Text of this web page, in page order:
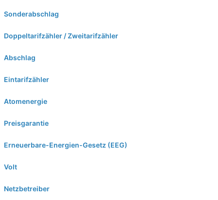
Sonderabschlag
Doppeltarifzähler / Zweitarifzähler
Abschlag
Eintarifzähler
Atomenergie
Preisgarantie
Erneuerbare-Energien-Gesetz (EEG)
Volt
Netzbetreiber